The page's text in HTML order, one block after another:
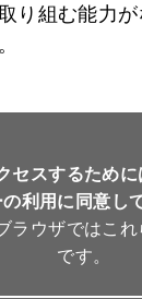
り組む能力
セスするため
利用に同意し
ラウザではこ
です。